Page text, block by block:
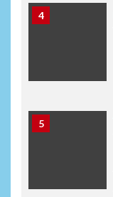
4
5